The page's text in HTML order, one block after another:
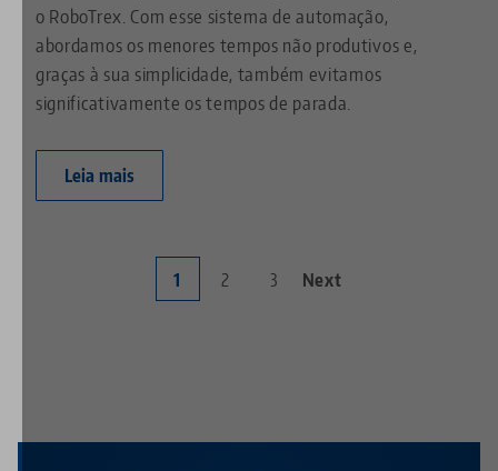
o RoboTrex. Com esse sistema de automação,
abordamos os menores tempos não produtivos e,
graças à sua simplicidade, também evitamos
significativamente os tempos de parada.
Leia mais
Página
1 Page
2 Page
3
Próxima
Next